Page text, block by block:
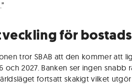
för
tror SBAB att den kommer att
och 2027. Banken ser ingen snabb
fortsatt skakigt vilket